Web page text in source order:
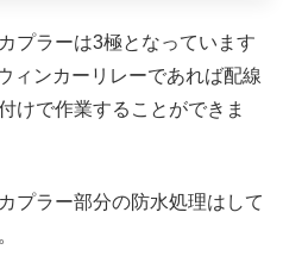
プラーは3極となっています
ィンカーリレーであれば配線
けで作業することができま
プラー部分の防水処理はして